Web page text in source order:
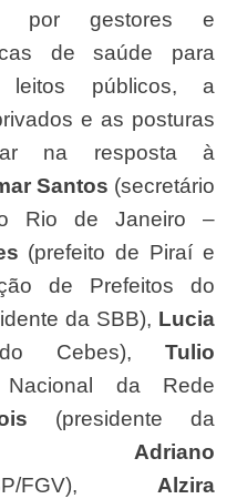
por gestores e
de saúde para
públicos, a
e as posturas
na resposta à
Santos (secretário
Rio de Janeiro –
(prefeito de Piraí e
de Prefeitos do
da SBB), Lucia
Cebes), Tulio
Nacional da Rede
(presidente da
Adriano
FGV), Alzira